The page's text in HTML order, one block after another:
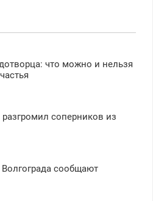
что можно и нельзя
соперников из
сообщают